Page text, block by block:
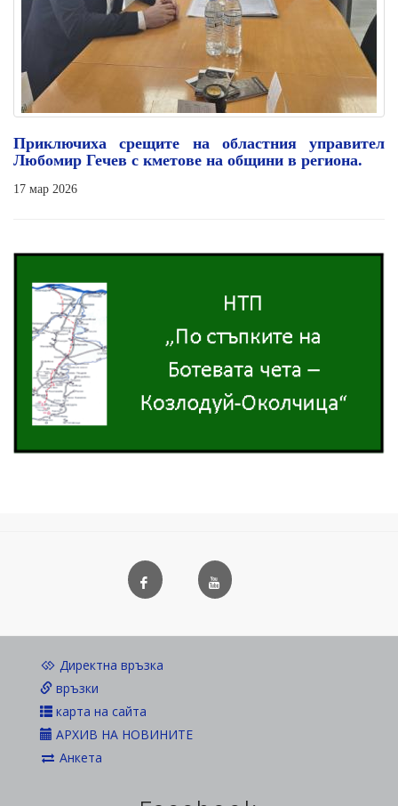
Приключиха срещите на областния управител
Любомир Гечев с кметове на общини в региона.
17 мар 2026
Директна връзка
връзки
карта на сайта
АРХИВ НА НОВИНИТЕ
Анкета